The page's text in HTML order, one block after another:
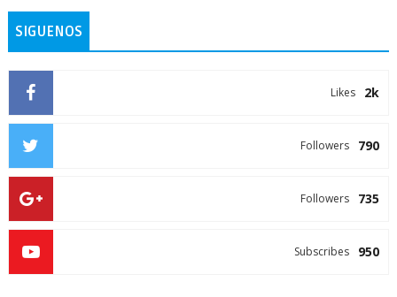
SIGUENOS
2k
Likes
790
Followers
735
Followers
950
Subscribes